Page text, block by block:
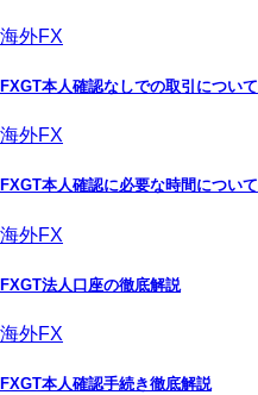
海外FX
FXGT本人確認なしでの取引について
海外FX
FXGT本人確認に必要な時間について
海外FX
FXGT法人口座の徹底解説
海外FX
FXGT本人確認手続き徹底解説